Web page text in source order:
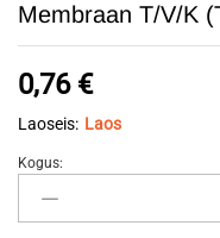
Membraan T/V/K
0,76 €
Laoseis: Laos
Membraan
T/V/K
Kogus: